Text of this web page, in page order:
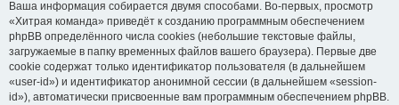
Ваша информация собирается двумя способами. Во-первых, просмотр
«Хитрая команда» приведёт к созданию программным обеспечением
phpBB определённого числа cookies (небольшие текстовые файлы,
загружаемые в папку временных файлов вашего браузера). Первые две
cookie содержат только идентификатор пользователя (в дальнейшем
«user-id») и идентификатор анонимной сессии (в дальнейшем «session-
id»), автоматически присвоенные вам программным обеспечением phpBB.